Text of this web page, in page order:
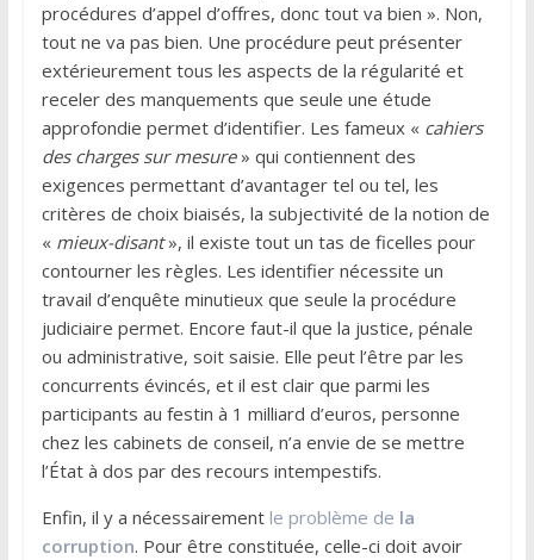
procédures d’appel d’offres, donc tout va bien ». Non,
tout ne va pas bien. Une procédure peut présenter
extérieurement tous les aspects de la régularité et
receler des manquements que seule une étude
approfondie permet d’identifier. Les fameux «cahiers
des charges sur mesure » qui contiennent des
exigences permettant d’avantager tel ou tel, les
critères de choix biaisés, la subjectivité de la notion de
« mieux-disant», il existe tout un tas de ficelles pour
contourner les règles. Les identifier nécessite un
travail d’enquête minutieux que seule la procédure
judiciaire permet. Encore faut-il que la justice, pénale
ou administrative, soit saisie. Elle peut l’être par les
concurrents évincés, et il est clair que parmi les
participants au festin à 1 milliard d’euros, personne
chez les cabinets de conseil, n’a envie de se mettre
l’État à dos par des recours intempestifs.
Enfin, il y a nécessairement le problème de la
corruption. Pour être constituée, celle-ci doit avoir